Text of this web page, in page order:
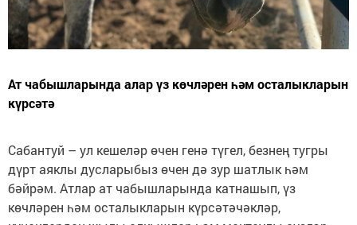
Ат чабышларында алар үз көчләрен һәм осталыкларын
күрсәтә
Сабантуй – ул кешеләр өчен генә түгел, безнең тугры
дүрт аяклы дусларыбыз өчен дә зур шатлык һәм
бәйрәм. Атлар ат чабышларында катнашып, үз
көчләрен һәм осталыкларын күрсәтәчәкләр,